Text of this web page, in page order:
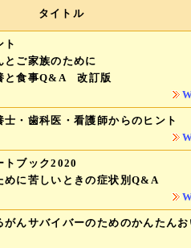
タイトル
ト
ご家族のために
と食事Q&A 改訂版
・歯科医・看護師からのヒント
トブック2020
に苦しいときの症状別Q&A
がんサバイバーのためのかんたん